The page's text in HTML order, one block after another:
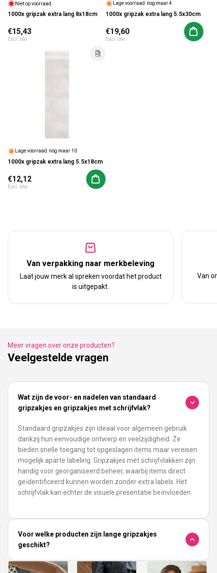
Niet op voorraad
1000x gripzak extra lang 8x18cm
Normale prijs
€15,43
Excl. btw
Lage voorraad: nog maar 4
1000x gripzak extra lang 5.5x30cm
Normale prijs
€19,60
Excl. btw
Aan
Lage voorraad: nog maar 10
1000x gripzak extra lang 5.5x18cm
Normale prijs
€12,12
Excl. btw
Aan winkelwagen toevoegen
Van verpakking naar merkbeleving
Laat jouw merk al spreken voordat het product
is uitgepakt.
Van
Meer vragen over onze producten?
Veelgestelde vragen
Wat zijn de voor- en nadelen van standaard
gripzakjes en gripzakjes met schrijfvlak?
Standaard gripzakjes zijn ideaal voor algemeen gebruik
dankzij hun eenvoudige ontwerp en veelzijdigheid. Ze
bieden snelle toegang tot opgeslagen items maar vereisen
mogelijk aparte labeling. Gripzakjes met schrijfvlakken zijn
handig voor georganiseerd beheer, waarbij items direct
geïdentificeerd kunnen worden zonder extra labels. Het
schrijfvlak kan echter de visuele presentatie beïnvloeden.
Voor welke producten zijn lange gripzakjes
geschikt?